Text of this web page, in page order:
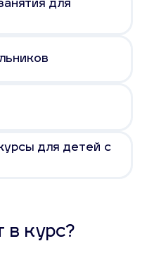
для
для детей с
в курс?